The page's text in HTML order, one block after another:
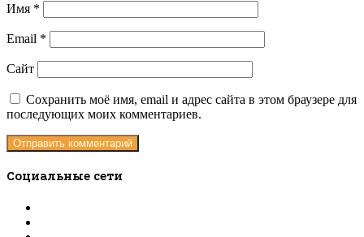
Имя *
Email *
Сайт
Сохранить моё имя, email и адрес сайта в этом браузере для
последующих моих комментариев.
Социальные сети